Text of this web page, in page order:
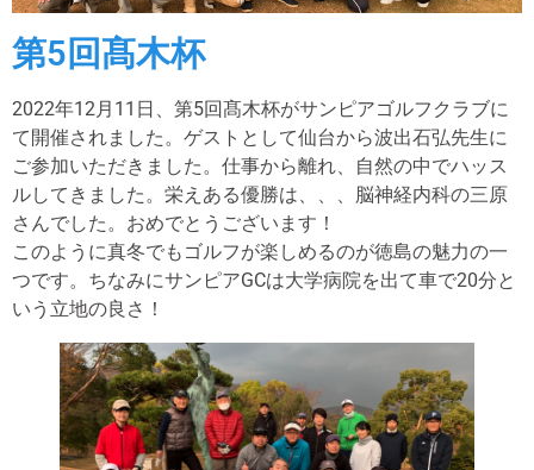
第5回髙木杯
2022年12月11日、第5回髙木杯がサンピアゴルフクラブに
て開催されました。ゲストとして仙台から波出石弘先生に
ご参加いただきました。仕事から離れ、自然の中でハッス
ルしてきました。栄えある優勝は、、、脳神経内科の三原
さんでした。おめでとうございます！
このように真冬でもゴルフが楽しめるのが徳島の魅力の一
つです。ちなみにサンピアGCは大学病院を出て車で20分と
いう立地の良さ！